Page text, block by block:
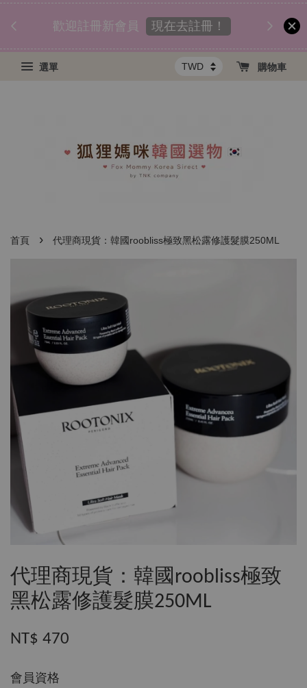
知 歡迎註冊新會員 現在去註冊！
匯款後
選單 購物車
首頁 › 代理商現貨：韓國roobliss極致黑松露修護髮膜250ML
代理商現貨：韓國roobliss極致
黑松露修護髮膜250ML
NT$ 470
會員資格